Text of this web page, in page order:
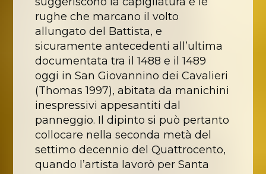
rughe che marcano il volto
allungato del Battista, e
sicuramente antecedenti all’ultima
documentata tra il 1488 e il 1489
oggi in San Giovannino dei Cavalieri
(Thomas 1997), abitata da manichini
inespressivi appesantiti dal
panneggio. Il dipinto si può pertanto
collocare nella seconda metà del
settimo decennio del Quattrocento,
quando l’artista lavorò per Santa